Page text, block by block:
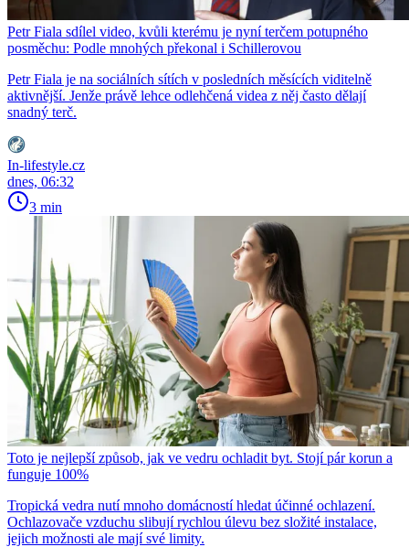
Petr Fiala sdílel video, kvůli kterému je nyní terčem potupného
posměchu: Podle mnohých překonal i Schillerovou
Petr Fiala je na sociálních sítích v posledních měsících viditelně
aktivnější. Jenže právě lehce odlehčená videa z něj často dělají
snadný terč.
In-lifestyle.cz
dnes, 06:32
3 min
Toto je nejlepší způsob, jak ve vedru ochladit byt. Stojí pár korun a
funguje 100%
Tropická vedra nutí mnoho domácností hledat účinné ochlazení.
Ochlazovače vzduchu slibují rychlou úlevu bez složité instalace,
jejich možnosti ale mají své limity.